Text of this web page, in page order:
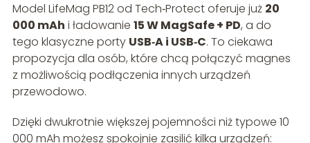
Model LifeMag PB12 od Tech‑Protect oferuje już 20
000 mAh i ładowanie 15 W MagSafe + PD, a do
tego klasyczne porty USB‑A i USB‑C. To ciekawa
propozycja dla osób, które chcą połączyć magnes
z możliwością podłączenia innych urządzeń
przewodowo.
Dzięki dwukrotnie większej pojemności niż typowe 10
000 mAh możesz spokojnie zasilić kilka urządzeń: